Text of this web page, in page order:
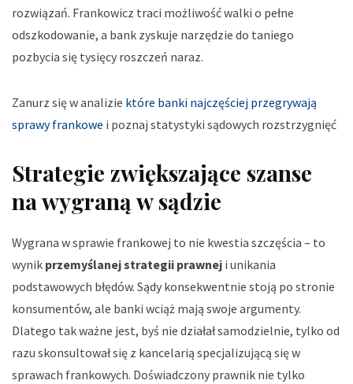
rozwiązań. Frankowicz traci możliwość walki o pełne
odszkodowanie, a bank zyskuje narzędzie do taniego
pozbycia się tysięcy roszczeń naraz.
Zanurz się w analizie które banki najczęściej przegrywają
sprawy frankowe i poznaj statystyki sądowych rozstrzygnięć
Strategie zwiększające szanse
na wygraną w sądzie
Wygrana w sprawie frankowej to nie kwestia szczęścia – to
wynik przemyślanej strategii prawnej i unikania
podstawowych błędów. Sądy konsekwentnie stoją po stronie
konsumentów, ale banki wciąż mają swoje argumenty.
Dlatego tak ważne jest, byś nie działał samodzielnie, tylko od
razu skonsultował się z kancelarią specjalizującą się w
sprawach frankowych. Doświadczony prawnik nie tylko